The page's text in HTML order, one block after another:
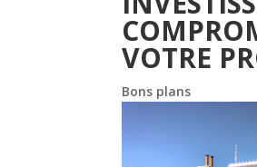
VOTRE
Bons plans